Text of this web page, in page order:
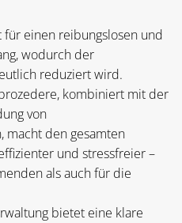
für einen reibungslosen und
wodurch der
reduziert wird.
kombiniert mit der
von
macht den gesamten
und stressfreier –
als auch für die
bietet eine klare